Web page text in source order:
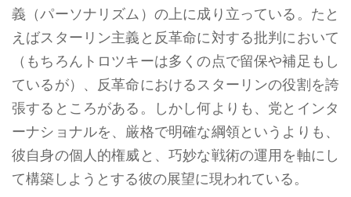
義（パーソナリズム）の上に成り立っている。たと
えばスターリン主義と反革命に対する批判において
（もちろんトロツキーは多くの点で留保や補足もし
ているが）、反革命におけるスターリンの役割を誇
張するところがある。しかし何よりも、党とインタ
ーナショナルを、厳格で明確な綱領というよりも、
彼自身の個人的権威と、巧妙な戦術の運用を軸にし
て構築しようとする彼の展望に現われている。